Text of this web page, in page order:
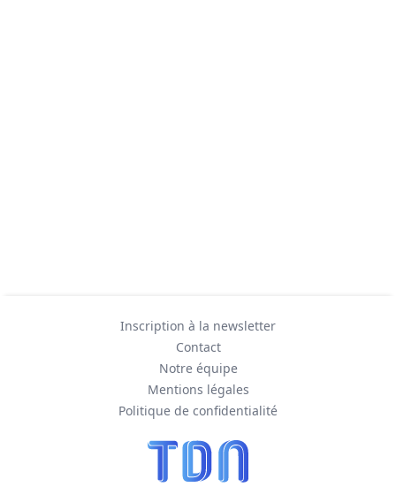
Inscription à la newsletter
Contact
Notre équipe
Mentions légales
Politique de confidentialité